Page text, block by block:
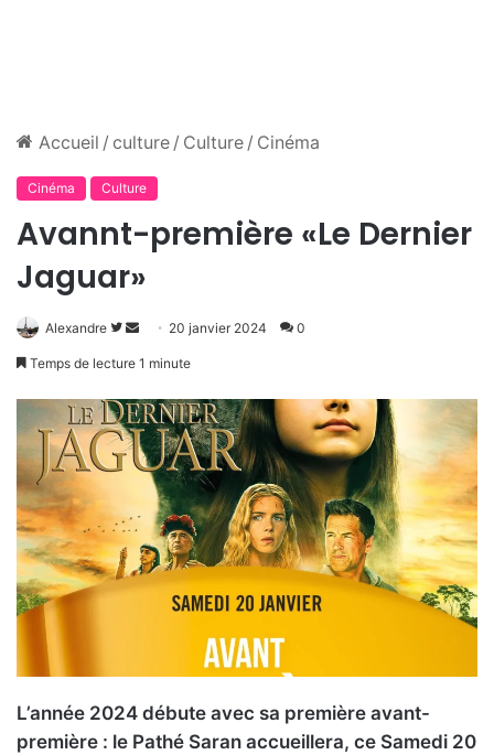
Accueil / culture / Culture / Cinéma
Cinéma Culture
Avannt-première «Le Dernier
Jaguar»
Alexandre
Suivre
Envoyer20 janvier 2024 0
Temps de lecture 1 minute
L’année 2024 débute avec sa première avant-
première : le Pathé Saran accueillera, ce Samedi 20